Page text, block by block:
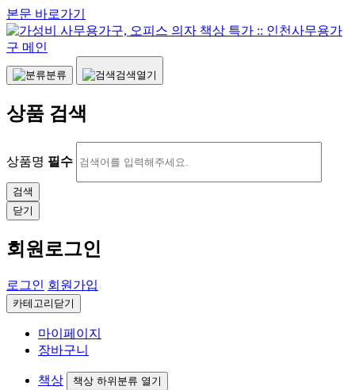
본문 바로가기
분류 검색열기
상품 검색
상품명 필수
닫기
회원로그인
로그인 회원가입
카테고리닫기
마이페이지
장바구니
책상 책상 하위분류 열기